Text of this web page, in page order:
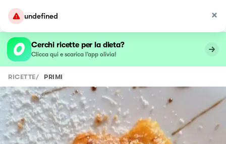
undefined
Cerchi ricette per la dieta?
Clicca qui e scarica l’app olivia!
RICETTE/ PRIMI